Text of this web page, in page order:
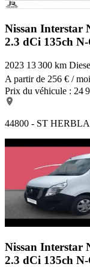
Nissan Interstar
2.3 dCi 135ch
2023 13 300 km
A partir de 256 € /
Prix du véhicule : 24
44800 - ST
Nissan Interstar
2.3 dCi 135ch